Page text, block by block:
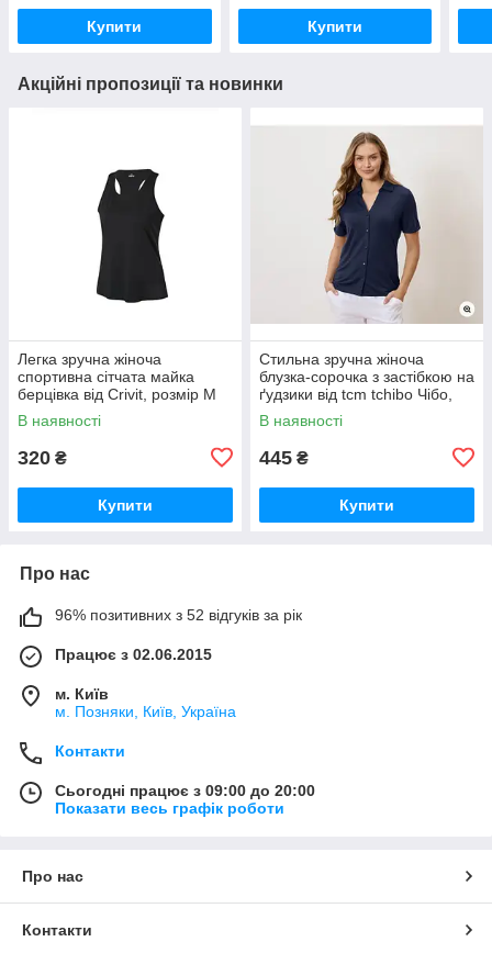
Купити Купити
Акційні пропозиції та новинки
Легка зручна жіноча
спортивна сітчата майка
берцівка від Crivit, розмір M
В наявності
320 ₴
Купити
Стильна зручна жіноча
блузка-сорочка з застібкою на
ґудзики від tcm tchibo Чібо,
Німеччина, S-M
В наявності
445 ₴
Купити
Про нас
96% позитивних з 52 відгуків за рік
Працює з 02.06.2015
м. Київ
м. Позняки, Київ, Україна
Контакти
Сьогодні працює з 09:00 до 20:00
Показати весь графік роботи
Про нас
Контакти